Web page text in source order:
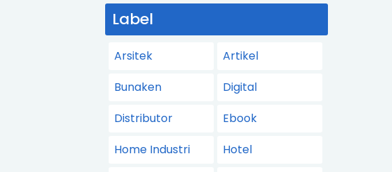
Label
Arsitek
Artikel
Bunaken
Digital
Distributor
Ebook
Home Industri
Hotel